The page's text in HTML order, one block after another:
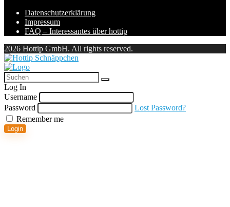
Datenschutzerklärung
Impressum
FAQ – Interessantes über hottip
2026 Hottip GmbH. All rights reserved.
Log In
Username
Password
Lost Password?
Remember me
Login